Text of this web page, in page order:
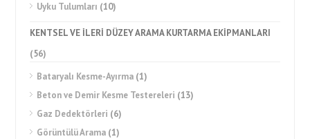
Uyku Tulumları (10)
KENTSEL VE İLERİ DÜZEY ARAMA KURTARMA EKİPMANLARI
(56)
Bataryalı Kesme-Ayırma (1)
Beton ve Demir Kesme Testereleri (13)
Gaz Dedektörleri (6)
Görüntülü Arama (1)